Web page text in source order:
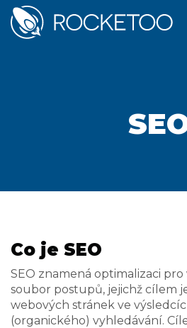
Co je SEO
SEO znamená optimalizaci pro
soubor postupů, jejichž cílem
webových stránek ve
(organického) vyhledávání.